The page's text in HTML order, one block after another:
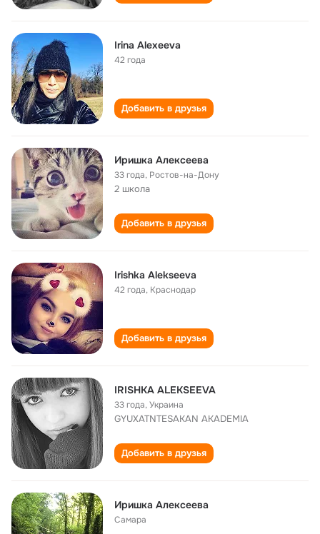
Irina Alexeeva
42 года
Добавить в друзья
Иришка Алексеева
33 года, Ростов-на-Дону
2 школа
Добавить в друзья
Irishka Alekseeva
42 года, Краснодар
Добавить в друзья
IRISHKA ALEKSEEVA
33 года,Украина
GYUXATNTESAKAN AKADEMIA
Добавить в друзья
Иришка Алексеева
Самара